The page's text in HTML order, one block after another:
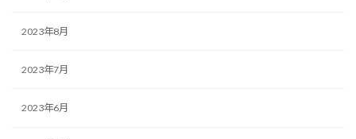
2023年8月
2023年7月
2023年6月